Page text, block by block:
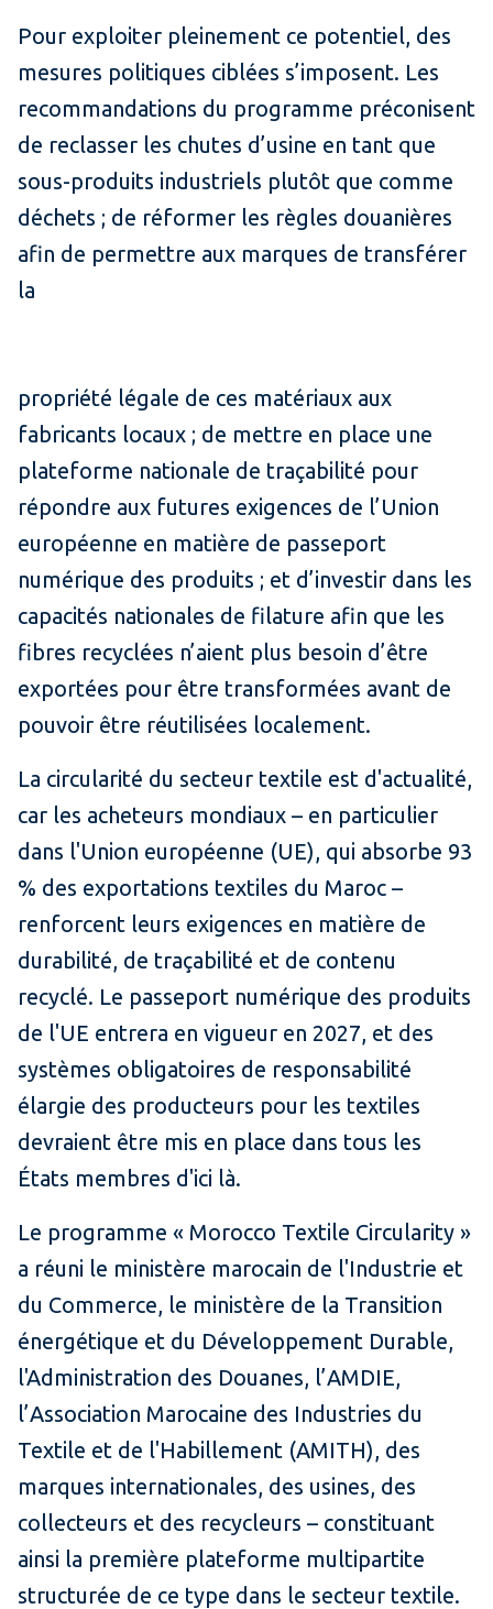
Pour exploiter pleinement ce potentiel, des
mesures politiques ciblées s’imposent. Les
recommandations du programme préconisent
de reclasser les chutes d’usine en tant que
sous-produits industriels plutôt que comme
déchets ; de réformer les règles douanières
afin de permettre aux marques de transférer
la
propriété légale de ces matériaux aux
fabricants locaux ; de mettre en place une
plateforme nationale de traçabilité pour
répondre aux futures exigences de l’Union
européenne en matière de passeport
numérique des produits ; et d’investir dans les
capacités nationales de filature afin que les
fibres recyclées n’aient plus besoin d’être
exportées pour être transformées avant de
pouvoir être réutilisées localement.
La circularité du secteur textile est d'actualité,
car les acheteurs mondiaux – en particulier
dans l'Union européenne (UE), qui absorbe 93
% des exportations textiles du Maroc –
renforcent leurs exigences en matière de
durabilité, de traçabilité et de contenu
recyclé. Le passeport numérique des produits
de l'UE entrera en vigueur en 2027, et des
systèmes obligatoires de responsabilité
élargie des producteurs pour les textiles
devraient être mis en place dans tous les
États membres d'ici là.
Le programme « Morocco Textile Circularity »
a réuni le ministère marocain de l'Industrie et
du Commerce, le ministère de la Transition
énergétique et du Développement Durable,
l'Administration des Douanes, l’AMDIE,
l’Association Marocaine des Industries du
Textile et de l'Habillement (AMITH), des
marques internationales, des usines, des
collecteurs et des recycleurs – constituant
ainsi la première plateforme multipartite
structurée de ce type dans le secteur textile.